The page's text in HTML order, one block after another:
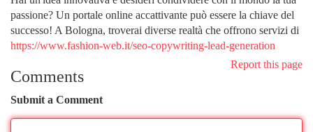
passione? Un portale online accattivante può essere la chiave del
successo! A Bologna, troverai diverse realtà che offrono servizi di
https://www.fashion-web.it/seo-copywriting-lead-generation
Report this page
Comments
Submit a Comment